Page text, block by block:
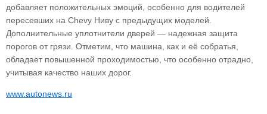
добавляет положительных эмоций, особенно для водителей
пересевших на Chevy Ниву с предыдущих моделей.
Дополнительные уплотнители дверей — надежная защита
порогов от грязи. Отметим, что машина, как и её собратья,
обладает повышенной проходимостью, что особенно отрадно,
учитывая качество наших дорог.
www.autonews.ru